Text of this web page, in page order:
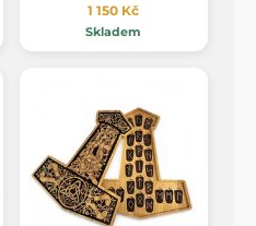
1 150 Kč
Skladem